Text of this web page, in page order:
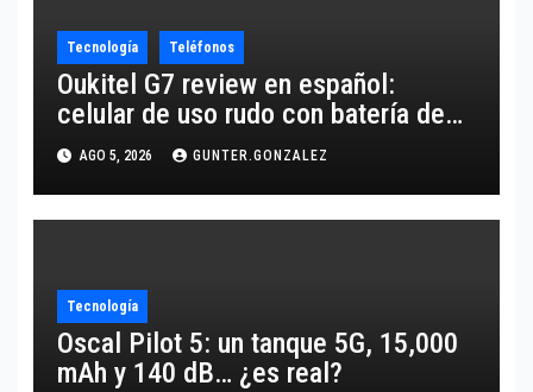
Tecnología Teléfonos
Oukitel G7 review en español:
celular de uso rudo con batería de
10,600 mAh
AGO 5, 2026 GUNTER.GONZALEZ
Tecnología
Oscal Pilot 5: un tanque 5G, 15,000
mAh y 140 dB… ¿es real?